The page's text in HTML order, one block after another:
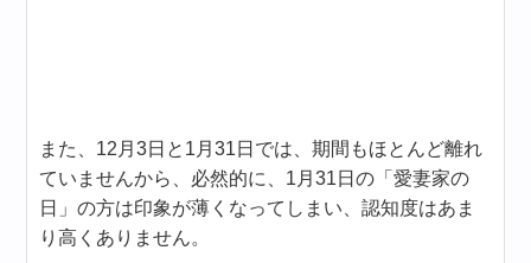
また、12月3日と1月31日では、期間もほとんど離れ
ていませんから、必然的に、1月31日の「愛妻家の
日」の方は印象が薄くなってしまい、認知度はあま
り高くありません。